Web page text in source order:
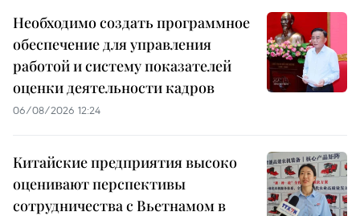
Необходимо создать программное
обеспечение для управления
работой и систему показателей
оценки деятельности кадров
06/08/2026 12:24
Китайские предприятия высоко
оценивают перспективы
сотрудничества с Вьетнамом в